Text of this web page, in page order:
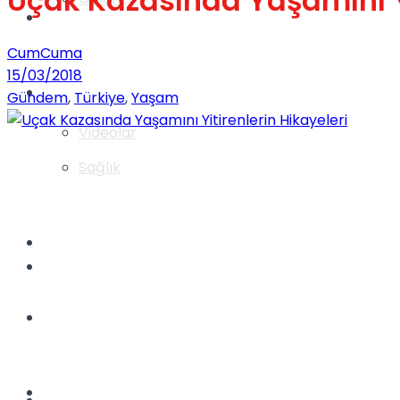
Videolar
Gündem
Yaşam
Sağlık
CumCuma
15/03/2018
Gündem, Türkiye,Yaşam